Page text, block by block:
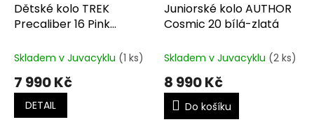
Dětské kolo TREK
Precaliber 16 Pink
Skladem v Juvacyklu (1 ks)
7 990 Kč
DETAIL
Juniorské kolo AUTHOR
Cosmic 20 bílá-zlatá
Skladem v Juvacyklu (2 ks)
8 990 Kč
Do košíku